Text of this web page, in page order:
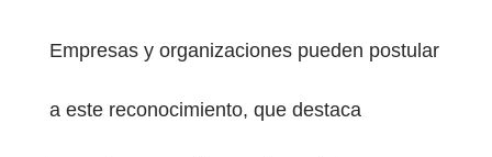
Empresas y organizaciones pueden postular
a este reconocimiento, que destaca